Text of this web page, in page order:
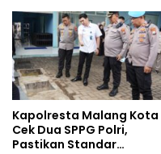
Kapolresta Malang Kota
Cek Dua SPPG Polri,
Pastikan Standar